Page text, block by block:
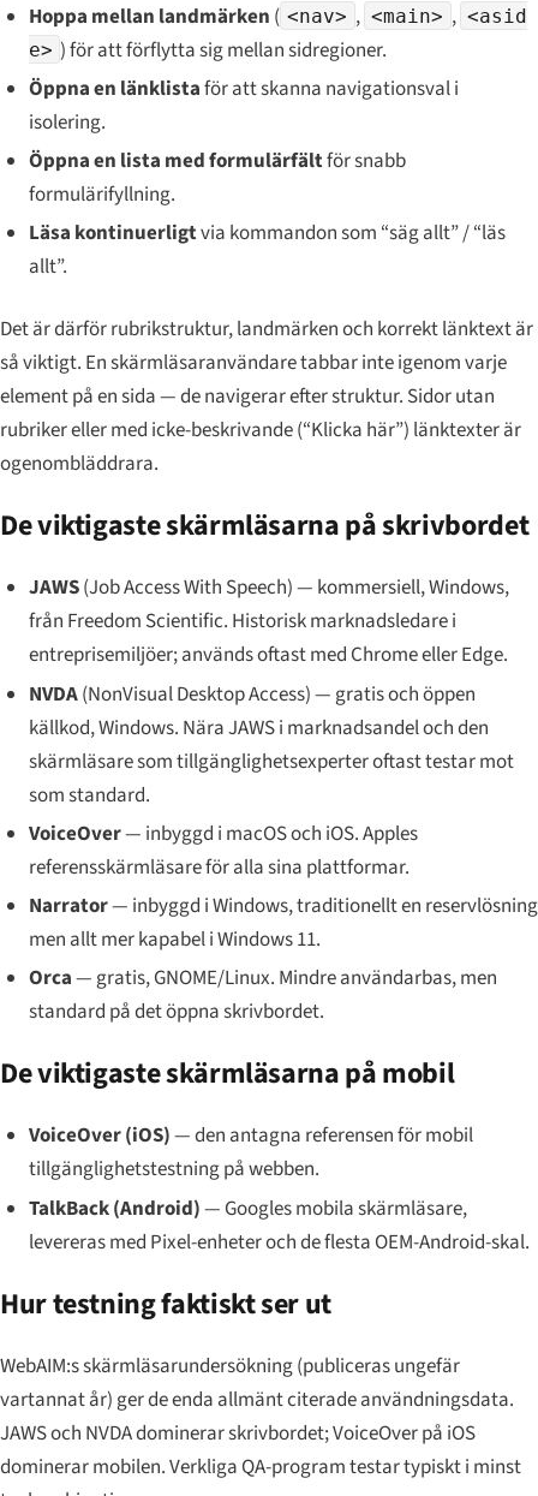
Hoppa mellan landmärken ( <nav> , <main> , <asid
e> ) för att förflytta sig mellan sidregioner.
Öppna en länklistaför att skanna navigationsval i
isolering.
Öppna en lista med formulärfältför snabb
formulärifyllning.
Läsa kontinuerligtvia kommandon som “säg allt” / “läs
allt”.
Det är därför rubrikstruktur, landmärken och korrekt länktext är
så viktigt. En skärmläsaranvändare tabbar inte igenom varje
element på en sida — de navigerar efter struktur. Sidor utan
rubriker eller med icke-beskrivande (“Klicka här”) länktexter är
ogenombläddrara.
De viktigaste skärmläsarna på skrivbordet
JAWS(Job Access With Speech) — kommersiell, Windows,
från Freedom Scientific. Historisk marknadsledare i
entreprisemiljöer; används oftast med Chrome eller Edge.
NVDA(NonVisual Desktop Access) — gratis och öppen
källkod, Windows. Nära JAWS i marknadsandel och den
skärmläsare som tillgänglighetsexperter oftast testar mot
som standard.
VoiceOver— inbyggd i macOS och iOS. Apples
referensskärmläsare för alla sina plattformar.
Narrator— inbyggd i Windows, traditionellt en reservlösning
men allt mer kapabel i Windows 11.
Orca— gratis, GNOME/Linux. Mindre användarbas, men
standard på det öppna skrivbordet.
De viktigaste skärmläsarna på mobil
VoiceOver (iOS)— den antagna referensen för mobil
tillgänglighetstestning på webben.
TalkBack (Android)— Googles mobila skärmläsare,
levereras med Pixel-enheter och de flesta OEM-Android-skal.
Hur testning faktiskt ser ut
WebAIM:s skärmläsarundersökning (publiceras ungefär
vartannat år) ger de enda allmänt citerade användningsdata.
JAWS och NVDA dominerar skrivbordet; VoiceOver på iOS
dominerar mobilen. Verkliga QA-program testar typiskt i minst